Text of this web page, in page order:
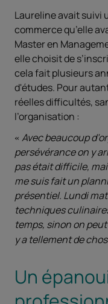
Laureline avait suivi
commerce qu’elle
Master en
elle choisit de
cela fait plusieurs
d'études. Pour
réelles difficultés,
l’organisation :
Avec beaucoup
persévérance on y
pas était difficile,
me suis fait un
présentiel. Lundi
techniques
temps, sinon on
y a tellement de
Un